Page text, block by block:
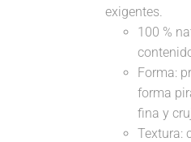
exigentes.
100 %
Forma:
forma
fina y
Textura: